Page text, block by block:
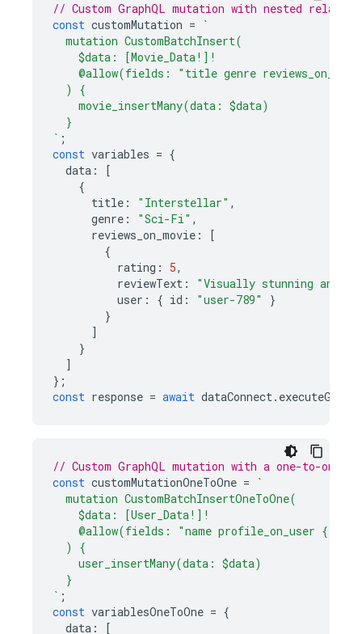
// Custom GraphQL mutation with nested
const customMutation =
`
  mutation CustomBatchInsert(
    $data: [Movie_Data!]!
@allow(fields: "title genre
  ) {
    movie_insertMany(data: $data)
  }
` ;
const variables = {
data :
[
{
title : "Interstellar" ,
genre : "Sci-Fi" ,
reviews_on_movie :
[
{
rating : 5,
reviewText :
"Visually stunning and
user : { id : "user-789"
}
}
]
}
]
};
const response = await dataConnect.
// Custom GraphQL mutation with a one-to-one
const customMutationOneToOne =
`
  mutation CustomBatchInsertOneToOne(
    $data: [User_Data!]!
@allow(fields: "name profile_on_user { bio
  ) {
    user_insertMany(data: $data)
  }
` ;
const variablesOneToOne = {
data : [